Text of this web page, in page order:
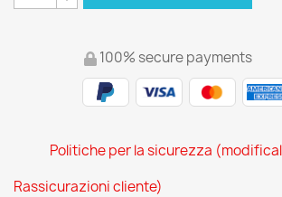
100% secure payments
Politiche per la sicurezza
Rassicurazioni cliente)